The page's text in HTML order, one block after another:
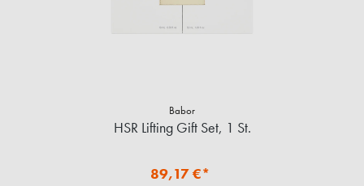
Babor
HSR Lifting Gift Set, 1 St.
89,17 €*